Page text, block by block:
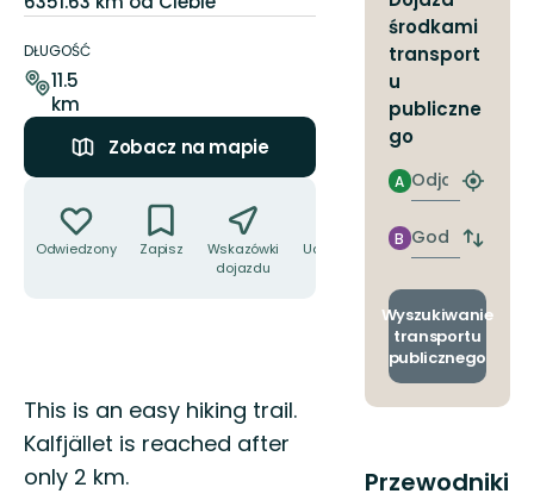
dotyczące
szlaku
DŁUGOŚĆ
11.5
km
Zobacz na mapie
Odwiedzony Zapisz
Wskazówki
dojazdu
Udostępnij
Opis
This is an easy hiking trail.
Kalfjället is reached after
only 2 km.
środkami
transport
u
publiczne
go
Odjazd
A
Znajdź
Godzinie
przyjazdu
B
Zmiana
i
Wyszukiwanie
transportu
publicznego
Przewodniki